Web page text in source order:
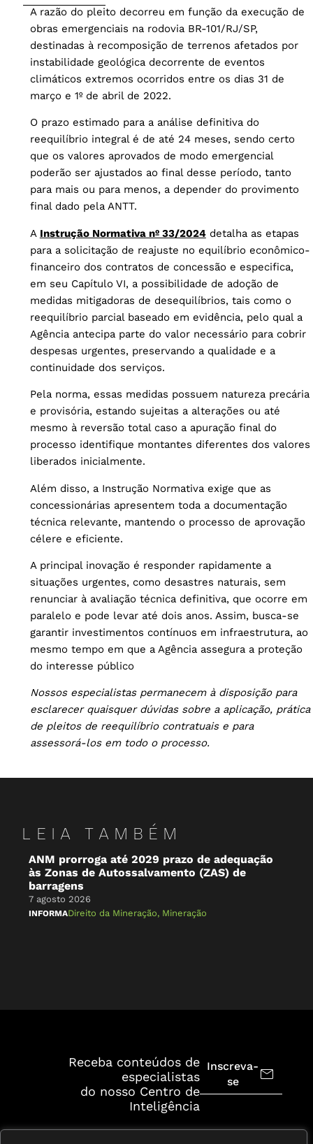
A razão do pleito decorreu em função da execução de
obras emergenciais na rodovia BR-101/RJ/SP,
destinadas à recomposição de terrenos afetados por
instabilidade geológica decorrente de eventos
climáticos extremos ocorridos entre os dias 31 de
março e 1º de abril de 2022.
O prazo estimado para a análise definitiva do
reequilíbrio integral é de até 24 meses, sendo certo
que os valores aprovados de modo emergencial
poderão ser ajustados ao final desse período, tanto
para mais ou para menos, a depender do provimento
final dado pela ANTT.
A Instrução Normativa nº 33/2024detalha as etapas
para a solicitação de reajuste no equilíbrio econômico-
financeiro dos contratos de concessão e especifica,
em seu Capítulo VI, a possibilidade de adoção de
medidas mitigadoras de desequilíbrios, tais como o
reequilíbrio parcial baseado em evidência, pelo qual a
Agência antecipa parte do valor necessário para cobrir
despesas urgentes, preservando a qualidade e a
continuidade dos serviços.
Pela norma, essas medidas possuem natureza precária
e provisória, estando sujeitas a alterações ou até
mesmo à reversão total caso a apuração final do
processo identifique montantes diferentes dos valores
liberados inicialmente.
Além disso, a Instrução Normativa exige que as
concessionárias apresentem toda a documentação
técnica relevante, mantendo o processo de aprovação
célere e eficiente.
A principal inovação é responder rapidamente a
situações urgentes, como desastres naturais, sem
renunciar à avaliação técnica definitiva, que ocorre em
paralelo e pode levar até dois anos. Assim, busca-se
garantir investimentos contínuos em infraestrutura, ao
mesmo tempo em que a Agência assegura a proteção
do interesse público
Nossos especialistas permanecem à disposição para
esclarecer quaisquer dúvidas sobre a aplicação, prática
de pleitos de reequilíbrio contratuais e para
assessorá-los em todo o processo.
LEIA TAMBÉM
ANM prorroga até 2029 prazo de adequação
às Zonas de Autossalvamento (ZAS) de
barragens
7 agosto 2026
INFORMADireito da Mineração, Mineração
Receba conteúdos de
especialistas
do nosso Centro de
Inteligência
Inscreva-
se